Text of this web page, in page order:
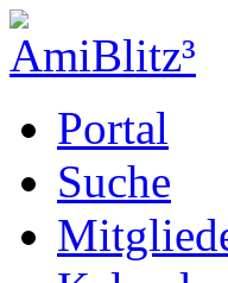
Portal
Suche